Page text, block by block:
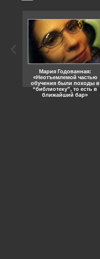
Мария Годованная:
«Неотъемлемой частью
обучения были походы в
“библиотеку”, то есть в
ближайший бар»